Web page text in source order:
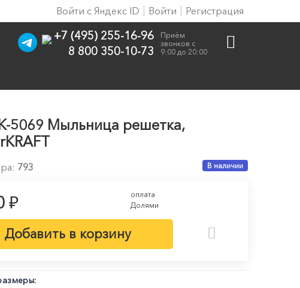
Регистрация
Войти
Войти с Яндекс ID
Приём
звонков с
9:00 до 20:00
+7 (495) 255-16-96
8 800 350-10-73
5069 Мыльница решетка,
793 В наличии
₽
оплата
Долями
Добавить в корзину